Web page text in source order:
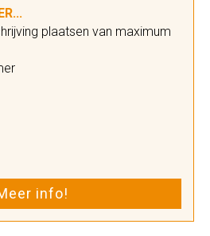
plaatsen van maximum
info!